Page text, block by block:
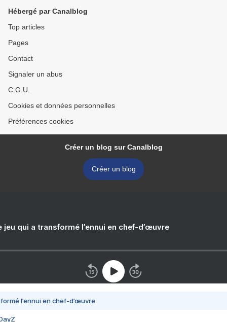
Hébergé par Canalblog
Top articles
Pages
Contact
Signaler un abus
C.G.U.
Cookies et données personnelles
Préférences cookies
Créer un blog sur Canalblog
Créer un blog
jeu qui a transformé l’ennui en chef-d’œuvre
l’ennui en chef-d’œuvre